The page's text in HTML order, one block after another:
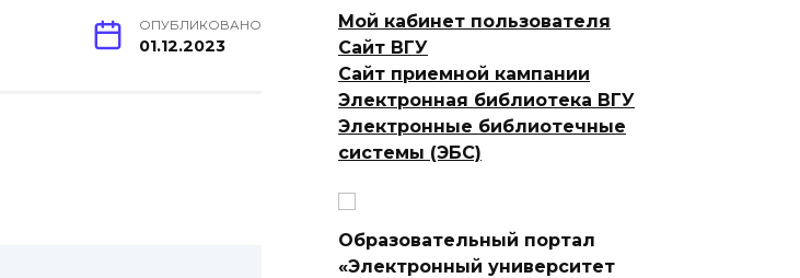
ОПУБЛИКОВАНО
01.12.2023
Мой кабинет пользователя
Сайт ВГУ
Сайт приемной кампании
Электронная библиотека ВГУ
Электронные библиотечные
системы (ЭБС)
Образовательный портал
«Электронный университет